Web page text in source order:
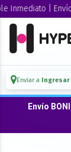
| Envíos
Enviar a Ingresar
Envío